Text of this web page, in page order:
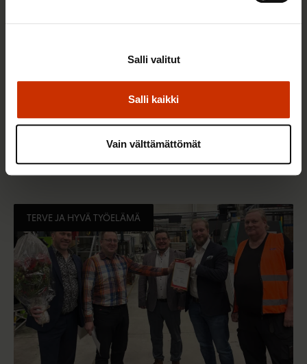
Salli kaikki
Salli valitut
Vain välttämättömät
22.5.2026 9:00
Työaikaisella ruokailulla on väliä – lue vinkit
jaksamista tukevaan terveelliseen syömiseen
TERVE JA HYVÄ TYÖELÄMÄ